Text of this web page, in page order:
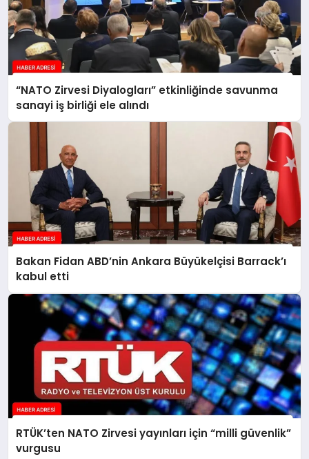
“NATO Zirvesi Diyalogları” etkinliğinde savunma
sanayi iş birliği ele alındı
Bakan Fidan ABD’nin Ankara Büyükelçisi Barrack’ı
kabul etti
RTÜK’ten NATO Zirvesi yayınları için “milli güvenlik”
vurgusu